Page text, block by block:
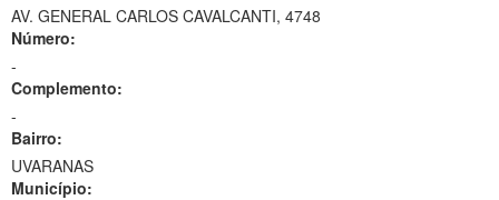
AV. GENERAL CARLOS CAVALCANTI, 4748
Número:
-
Complemento:
-
Bairro:
UVARANAS
Município: